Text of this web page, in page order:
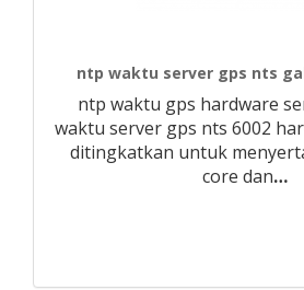
ntp waktu server gps nts
ntp waktu gps hardware
waktu server gps nts 6002
ditingkatkan untuk
core dan…